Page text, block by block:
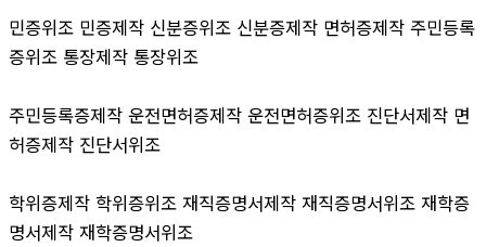
민증위조 민증제작 신분증위조 신분증제작 면허증제작 주민등록
증위조 통장제작 통장위조
주민등록증제작 운전면허증제작 운전면허증위조 진단서제작 면
허증제작 진단서위조
학위증제작 학위증위조 재직증명서제작 재직증명서위조 재학증
명서제작 재학증명서위조